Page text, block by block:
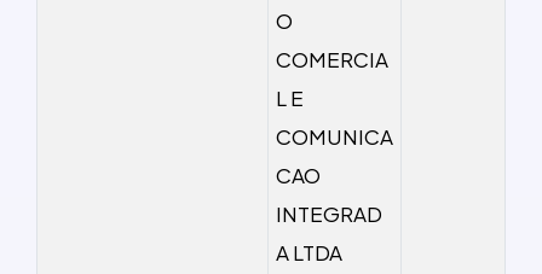
O
COMERCIA
L E
COMUNICA
CAO
INTEGRAD
A LTDA